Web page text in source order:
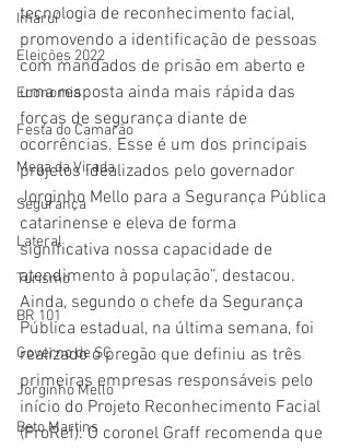
Imaruí
Eleições 2022
Economia
Festa do Camarão
Mega da Virada
Segurança
Lateral
Turismo
BR 101
Governo de SC
Jorginho Mello
Beto Martins
tecnologia de reconhecimento facial,
promovendo a identificação de pessoas
com mandados de prisão em aberto e
uma resposta ainda mais rápida das
forças de segurança diante de
ocorrências. Esse é um dos principais
projetos idealizados pelo governador
Jorginho Mello para a Segurança Pública
catarinense e eleva de forma
significativa nossa capacidade de
atendimento à população”, destacou.
Ainda, segundo o chefe da Segurança
Pública estadual, na última semana, foi
realizado o pregão que definiu as três
primeiras empresas responsáveis pelo
início do Projeto Reconhecimento Facial
(ProRef). O coronel Graff recomenda que